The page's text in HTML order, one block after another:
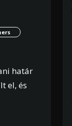
határ
el, és